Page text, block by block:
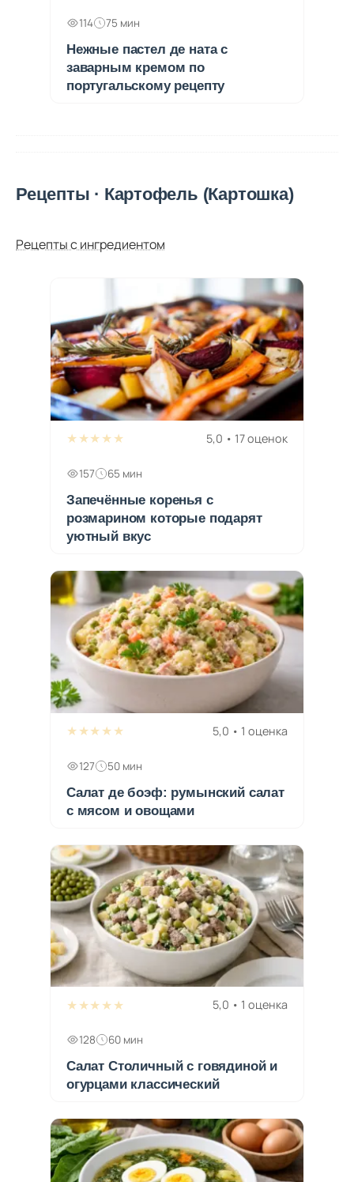
114 75 мин
Нежные пастел де ната с
заварным кремом по
португальскому рецепту
Рецепты · Картофель (Картошка)
Рецепты с ингредиентом
★★★★★ 5,0 • 17 оценок
157 65 мин
Запечённые коренья с
розмарином которые подарят
уютный вкус
★★★★★ 5,0 • 1 оценка
127 50 мин
Салат де боэф: румынский салат
с мясом и овощами
★★★★★ 5,0 • 1 оценка
128 60 мин
Салат Столичный с говядиной и
огурцами классический